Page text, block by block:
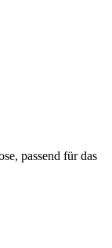
passend für das